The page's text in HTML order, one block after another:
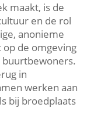
maakt, is de
en de rol
anonieme
de omgeving
in
werken aan
bij broedplaats